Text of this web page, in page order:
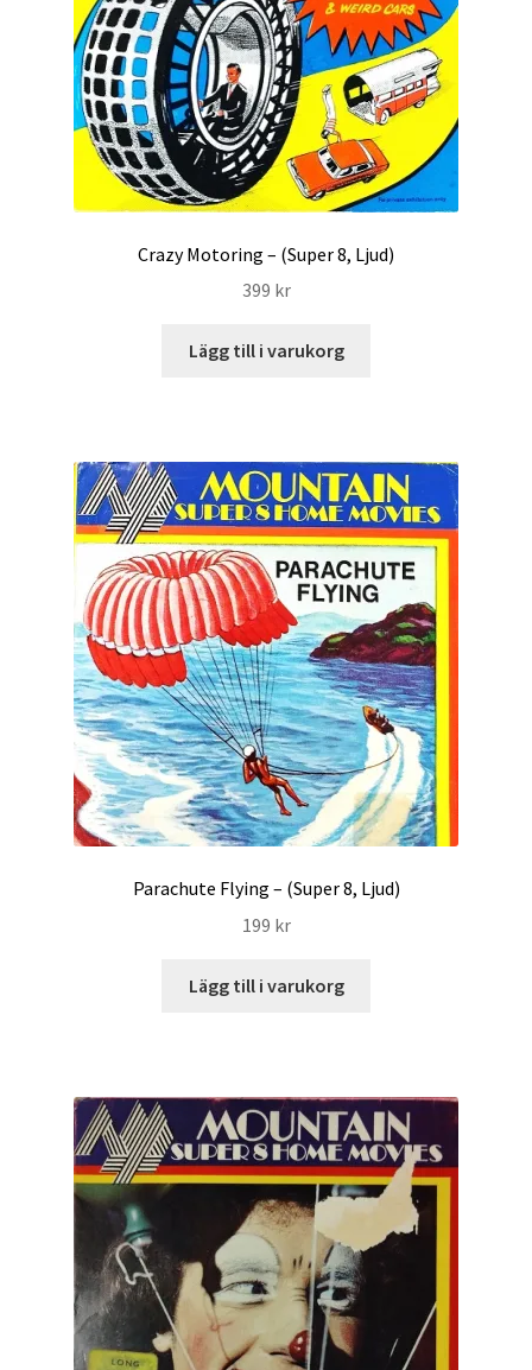
Konto
Varukorg
Direktbetalning
Hyr en projektor
Super 8 and 16mm on demand
Kategorier
Crazy Motoring – (Super 8, Ljud)
399 kr
Lägg till i varukorg
Parachute Flying – (Super 8, Ljud)
199 kr
Lägg till i varukorg